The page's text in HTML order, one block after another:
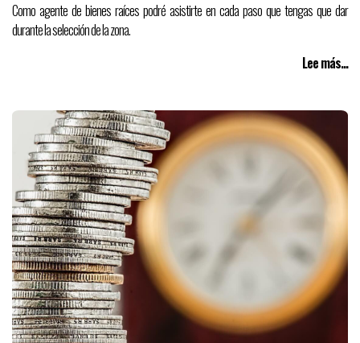
Como agente de bienes raíces podré asistirte en cada paso que tengas que dar
durante la selección de la zona.
Lee más...